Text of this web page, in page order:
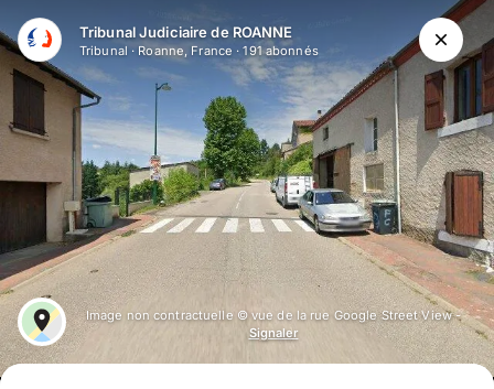
Tribunal Judiciaire de ROANNE
Tribunal ·Roanne, France ·191abonnés
Image non contractuelle © vue de la rue Google Street View -
Signaler